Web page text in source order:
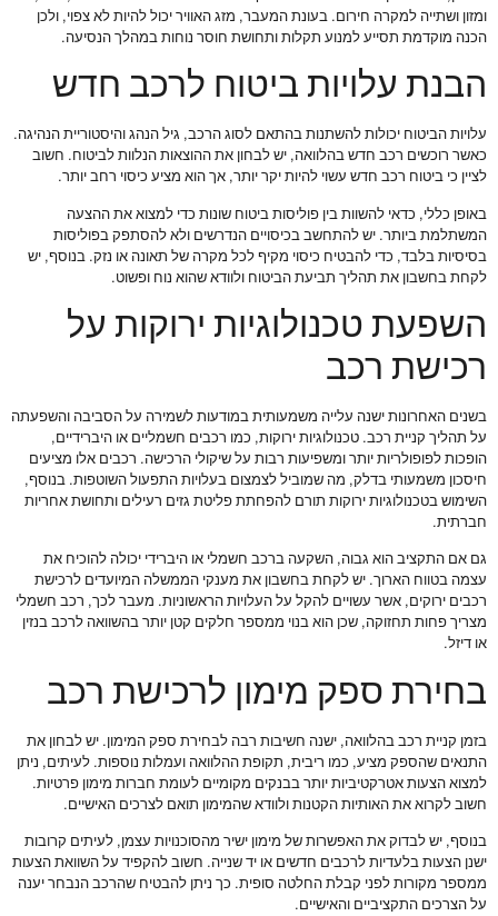
ומזון ושתייה למקרה חירום. בעונת המעבר, מזג האוויר יכול להיות לא צפוי, ולכן
הכנה מוקדמת תסייע למנוע תקלות ותחושת חוסר נוחות במהלך הנסיעה.
הבנת עלויות ביטוח לרכב חדש
עלויות הביטוח יכולות להשתנות בהתאם לסוג הרכב, גיל הנהג והיסטוריית הנהיגה.
כאשר רוכשים רכב חדש בהלוואה, יש לבחון את ההוצאות הנלוות לביטוח. חשוב
לציין כי ביטוח רכב חדש עשוי להיות יקר יותר, אך הוא מציע כיסוי רחב יותר.
באופן כללי, כדאי להשוות בין פוליסות ביטוח שונות כדי למצוא את ההצעה
המשתלמת ביותר. יש להתחשב בכיסויים הנדרשים ולא להסתפק בפוליסות
בסיסיות בלבד, כדי להבטיח כיסוי מקיף לכל מקרה של תאונה או נזק. בנוסף, יש
לקחת בחשבון את תהליך תביעת הביטוח ולוודא שהוא נוח ופשוט.
השפעת טכנולוגיות ירוקות על
רכישת רכב
בשנים האחרונות ישנה עלייה משמעותית במודעות לשמירה על הסביבה והשפעתה
על תהליך קניית רכב. טכנולוגיות ירוקות, כמו רכבים חשמליים או היברידיים,
הופכות לפופולריות יותר ומשפיעות רבות על שיקולי הרכישה. רכבים אלו מציעים
חיסכון משמעותי בדלק, מה שמוביל לצמצום בעלויות התפעול השוטפות. בנוסף,
השימוש בטכנולוגיות ירוקות תורם להפחתת פליטת גזים רעילים ותחושת אחריות
חברתית.
גם אם התקציב הוא גבוה, השקעה ברכב חשמלי או היברידי יכולה להוכיח את
עצמה בטווח הארוך. יש לקחת בחשבון את מענקי הממשלה המיועדים לרכישת
רכבים ירוקים, אשר עשויים להקל על העלויות הראשוניות. מעבר לכך, רכב חשמלי
מצריך פחות תחזוקה, שכן הוא בנוי ממספר חלקים קטן יותר בהשוואה לרכב בנזין
או דיזל.
בחירת ספק מימון לרכישת רכב
בזמן קניית רכב בהלוואה, ישנה חשיבות רבה לבחירת ספק המימון. יש לבחון את
התנאים שהספק מציע, כמו ריבית, תקופת ההלוואה ועמלות נוספות. לעיתים, ניתן
למצוא הצעות אטרקטיביות יותר בבנקים מקומיים לעומת חברות מימון פרטיות.
חשוב לקרוא את האותיות הקטנות ולוודא שהמימון תואם לצרכים האישיים.
בנוסף, יש לבדוק את האפשרות של מימון ישיר מהסוכנויות עצמן, לעיתים קרובות
ישנן הצעות בלעדיות לרכבים חדשים או יד שנייה. חשוב להקפיד על השוואת הצעות
ממספר מקורות לפני קבלת החלטה סופית. כך ניתן להבטיח שהרכב הנבחר יענה
על הצרכים התקציביים והאישיים.